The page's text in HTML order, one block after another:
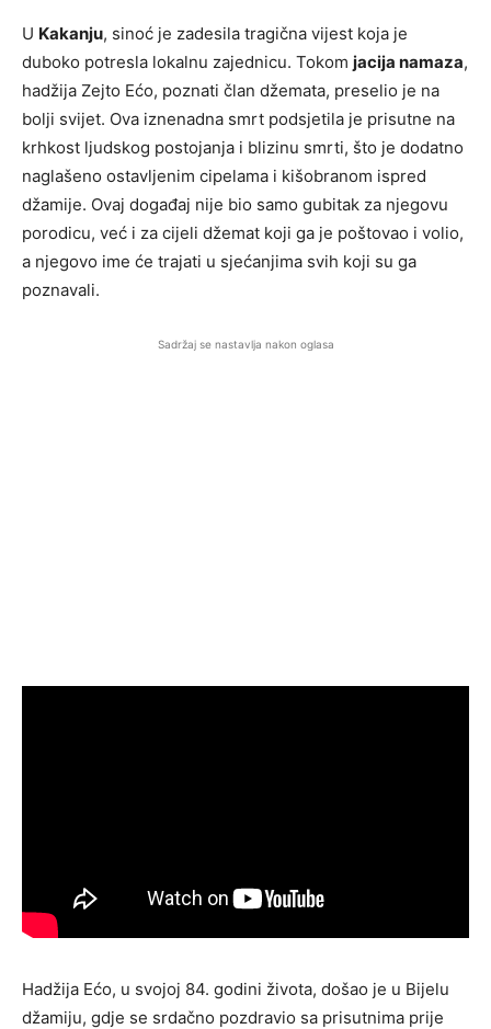
U Kakanju, sinoć je zadesila tragična vijest koja je
duboko potresla lokalnu zajednicu. Tokom jacija namaza,
hadžija Zejto Ećo, poznati član džemata, preselio je na
bolji svijet. Ova iznenadna smrt podsjetila je prisutne na
krhkost ljudskog postojanja i blizinu smrti, što je dodatno
naglašeno ostavljenim cipelama i kišobranom ispred
džamije. Ovaj događaj nije bio samo gubitak za njegovu
porodicu, već i za cijeli džemat koji ga je poštovao i volio,
a njegovo ime će trajati u sjećanjima svih koji su ga
poznavali.
Sadržaj se nastavlja nakon oglasa
Hadžija Ećo, u svojoj 84. godini života, došao je u Bijelu
džamiju, gdje se srdačno pozdravio sa prisutnima prije